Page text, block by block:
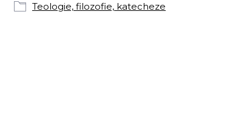
Teologie, filozofie, katecheze